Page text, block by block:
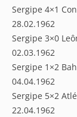
Sergipe 4×1
28.02.1962
Sergipe 3×0
02.03.1962
Sergipe 1×2
04.04.1962
Sergipe 5×2
22.04.1962